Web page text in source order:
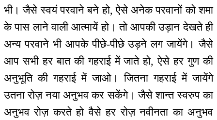
भी। जैसे स्वयं परवाने बने हो, ऐसे अनेक परवानों को शमा
के पास लाने वाली आत्मायें हो। तो आपकी उड़ान देखते ही
अन्य परवाने भी आपके पीछे-पीछे उड़ने लग जायेंगे। जैसे
आप सभी हर बात की गहराई में जाते हो, ऐसे हर गुण की
अनुभूति की गहराई में जाओ। जितना गहराई में जायेंगे
उतना रोज़ नया अनुभव कर सकेंगे। जैसे शान्त स्वरुप का
अनुभव रोज़ करते हो वैसे हर रोज़ नवीनता का अनुभव